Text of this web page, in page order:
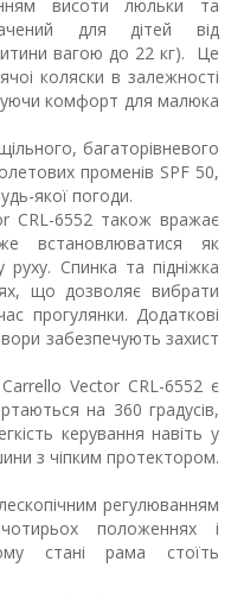
висоти люльки та
для дітей від
вагою до 22 кг). Це
коляски в залежності
комфорт для малюка
багаторівневого
променів SPF 50,
якої погоди.
CRL-6552 також вражає
встановлюватися як
Спинка та підніжка
що дозволяє вибрати
прогулянки. Додаткові
забезпечують захист
Vector CRL-6552 є
на 360 градусів,
керування навіть у
з чіпким протектором.
регулюванням
положеннях і
стані рама стоїть